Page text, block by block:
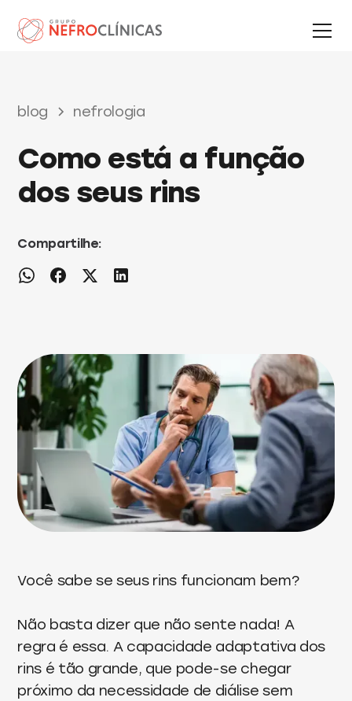
blog nefrologia
Como está a função
dos seus rins
Compartilhe:
Você sabe se seus rins funcionam bem?
Não basta dizer que não sente nada! A
regra é essa. A capacidade adaptativa dos
rins é tão grande, que pode-se chegar
próximo da necessidade de diálise sem